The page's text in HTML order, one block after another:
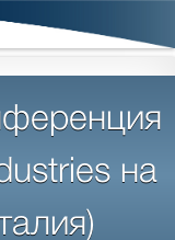
на